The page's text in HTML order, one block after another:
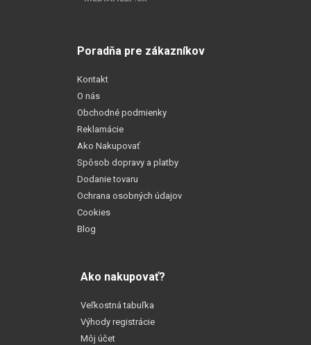
Poradňa pre zákazníkov
Kontakt
O nás
Obchodné podmienky
Reklamácie
Ako Nakupovať
Spôsob dopravy a platby
Dodanie tovaru
Ochrana osobných údajov
Cookies
Blog
Ako nakupovať?
Veľkostná tabuľka
Výhody registrácie
Môj účet